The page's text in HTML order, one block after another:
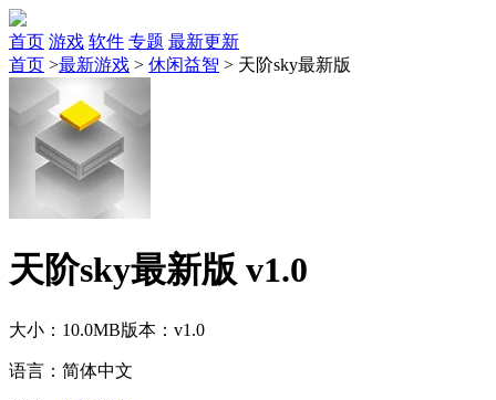
首页 游戏 软件 专题 最新更新
首页 >最新游戏 > 休闲益智 > 天阶sky最新版
天阶sky最新版 v1.0
大小：10.0MB版本：v1.0
语言：简体中文